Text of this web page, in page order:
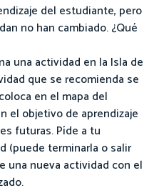
del estudiante, pero
no han cambiado. ¿Qué
una actividad en la Isla de
que se recomienda se
en el mapa del
el objetivo de aprendizaje
futuras. Píde a tu
(puede terminarla o salir
una nueva actividad con el